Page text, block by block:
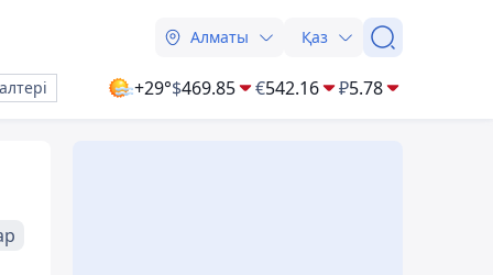
Алматы Қаз
+29°$469.85 €542.16 ₽5.78